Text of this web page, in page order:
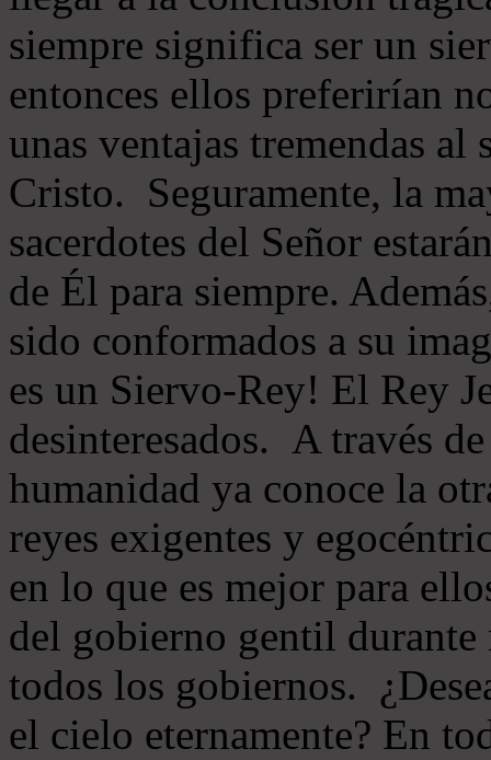
siempre significa ser un
entonces ellos preferirían
unas ventajas tremendas
Cristo. Seguramente, la
sacerdotes del Señor
de Él para siempre.
sido conformados a su
es un Siervo-Rey! El Rey
desinteresados. A través
humanidad ya conoce la
reyes exigentes y
en lo que es mejor para
del gobierno gentil
todos los gobiernos.
el cielo eternamente? En